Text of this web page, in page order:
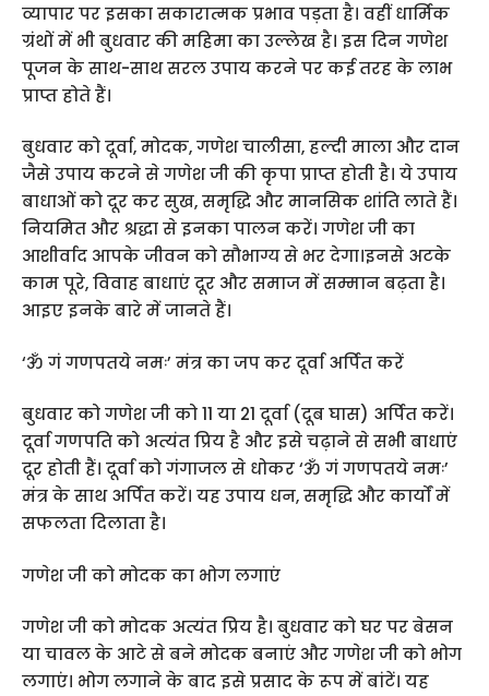
व्यापार पर इसका सकारात्मक प्रभाव पड़ता है। वहीं धार्मिक
ग्रंथों में भी बुधवार की महिमा का उल्लेख है। इस दिन गणेश
पूजन के साथ-साथ सरल उपाय करने पर कई तरह के लाभ
प्राप्त होते हैं।
बुधवार को दूर्वा, मोदक, गणेश चालीसा, हल्दी माला और दान
जैसे उपाय करने से गणेश जी की कृपा प्राप्त होती है। ये उपाय
बाधाओं को दूर कर सुख, समृद्धि और मानसिक शांति लाते हैं।
नियमित और श्रद्धा से इनका पालन करें। गणेश जी का
आशीर्वाद आपके जीवन को सौभाग्य से भर देगा।इनसे अटके
काम पूरे, विवाह बाधाएं दूर और समाज में सम्मान बढ़ता है।
आइए इनके बारे में जानते हैं।
‘ॐ गं गणपतये नमः’ मंत्र का जप कर दूर्वा अर्पित करें
बुधवार को गणेश जी को 11 या 21 दूर्वा (दूब घास) अर्पित करें।
दूर्वा गणपति को अत्यंत प्रिय है और इसे चढ़ाने से सभी बाधाएं
दूर होती हैं। दूर्वा को गंगाजल से धोकर ‘ॐ गं गणपतये नमः’
मंत्र के साथ अर्पित करें। यह उपाय धन, समृद्धि और कार्यों में
सफलता दिलाता है।
गणेश जी को मोदक का भोग लगाएं
गणेश जी को मोदक अत्यंत प्रिय है। बुधवार को घर पर बेसन
या चावल के आटे से बने मोदक बनाएं और गणेश जी को भोग
लगाएं। भोग लगाने के बाद इसे प्रसाद के रूप में बांटें। यह